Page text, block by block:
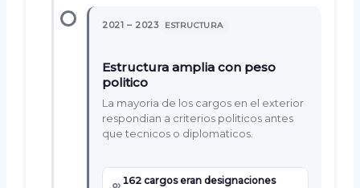
2021 – 2023 ESTRUCTURA
Estructura amplia con peso
politico
La mayoria de los cargos en el exterior
respondian a criterios politicos antes
que tecnicos o diplomaticos.
162 cargos eran designaciones